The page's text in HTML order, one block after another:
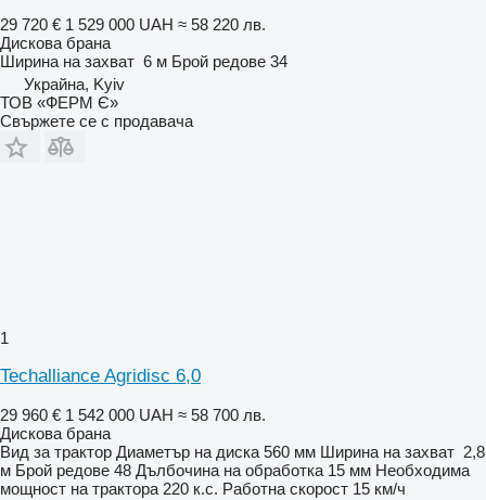
29 720 € 1 529 000 UAH ≈ 58 220 лв.
Дискова брана
Ширина на захват 6 м Брой редове 34
Украйна, Kyiv
ТОВ «ФЕРМ Є»
Свържете се с продавача
1
Techalliance Agridisc 6,0
29 960 € 1 542 000 UAH ≈ 58 700 лв.
Дискова брана
Вид за трактор Диаметър на диска 560 мм Ширина на захват 2,8
м Брой редове 48 Дълбочина на обработка 15 мм Необходима
мощност на трактора 220 к.с. Работна скорост 15 км/ч